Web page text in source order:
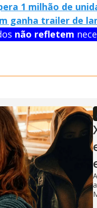
1 milhão de
ganha trailer de
não refletem